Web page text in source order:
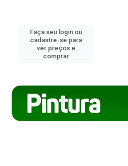
Faça seu login ou
cadastre-se para
ver preços e
comprar